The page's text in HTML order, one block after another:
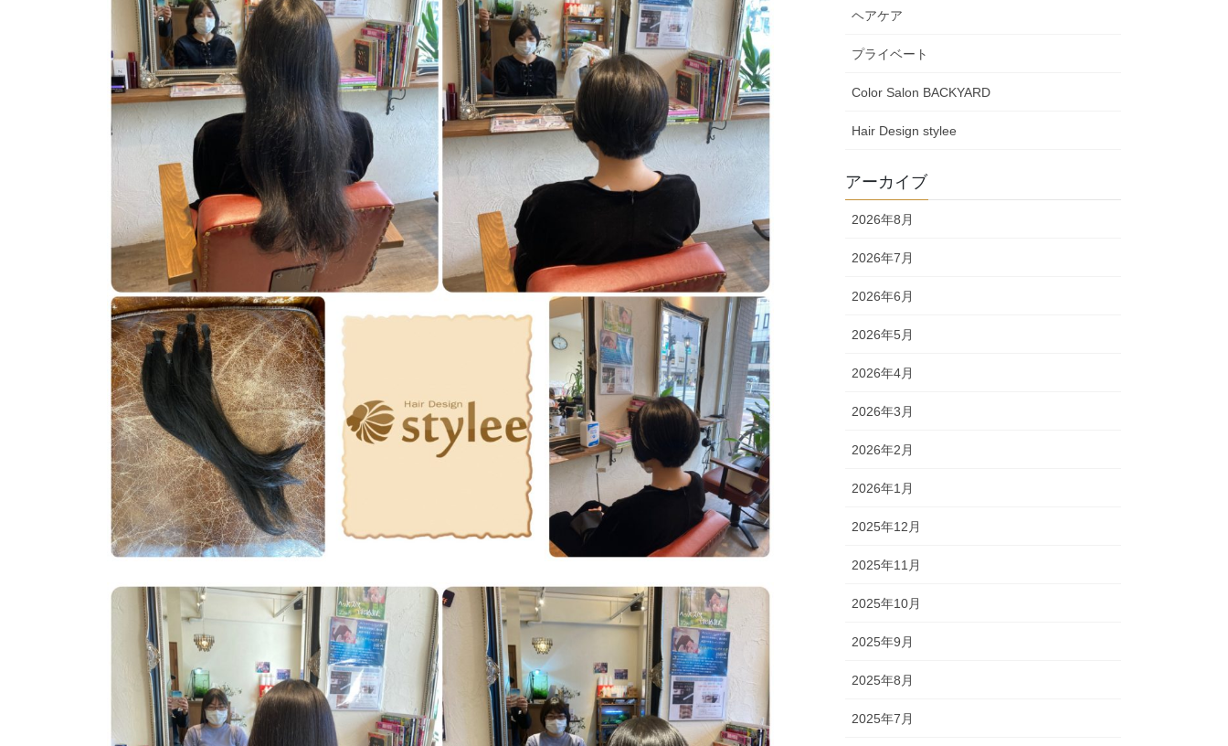
ヘアケア
プライベート
Color Salon BACKYARD
Hair Design stylee
アーカイブ
2026年8月
2026年7月
2026年6月
2026年5月
2026年4月
2026年3月
2026年2月
2026年1月
2025年12月
2025年11月
2025年10月
2025年9月
2025年8月
2025年7月